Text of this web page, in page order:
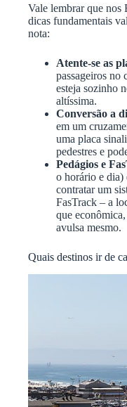
Vale lembrar que nos
dicas fundamentais
nota:
Atente-se as
passageiros no
esteja sozinho
altíssima.
Conversão a
em um
uma placa
pedestres e
Pedágios e
o horário e dia)
contratar um
FasTrack – a
que
avulsa mesmo.
Quais destinos ir de